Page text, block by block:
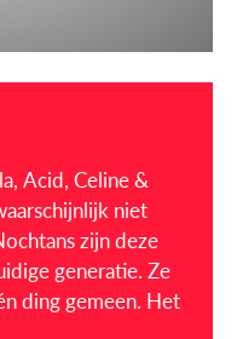
Acid, Celine &
niet
zijn deze
generatie. Ze
ding gemeen. Het